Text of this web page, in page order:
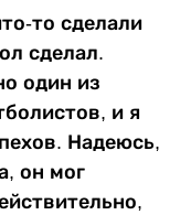
то сделали
сделал.
один из
и я
Надеюсь,
он мог